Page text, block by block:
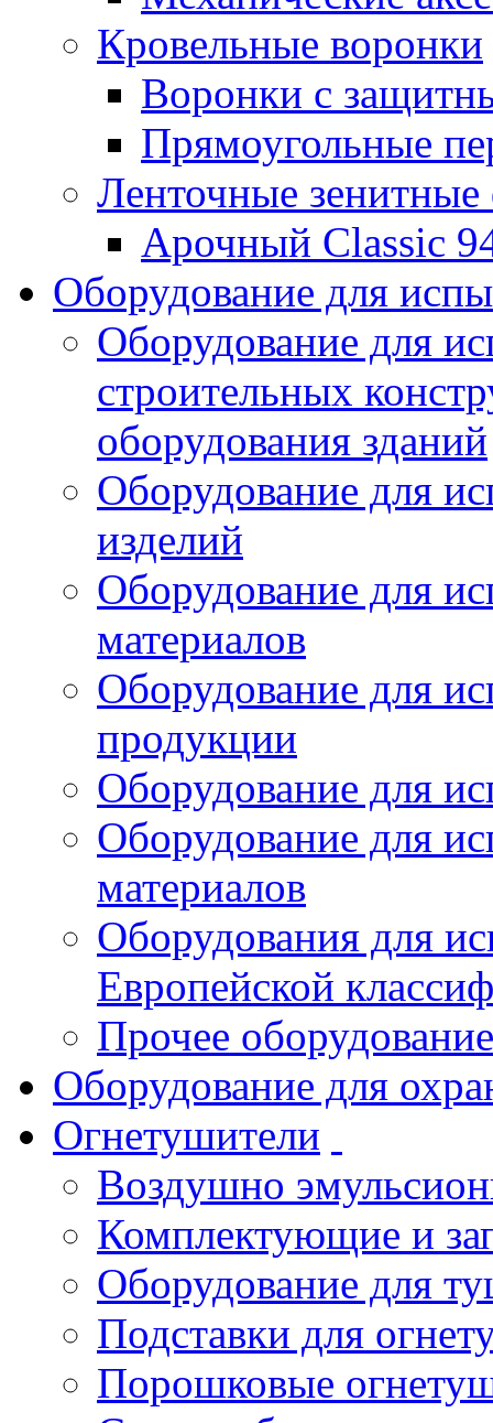
Кровельные воронки
Воронки с
Прямоугольные
Ленточные
Арочный Classic
Оборудование для
Оборудование для
строительных
оборудования зданий
Оборудование для
изделий
Оборудование для
материалов
Оборудование для
продукции
Оборудование для
Оборудование для
материалов
Оборудования для
Европейской
Прочее оборудование
Оборудование для
Огнетушители
Воздушно
Комплектующие и
Оборудование для
Подставки для
Порошковые